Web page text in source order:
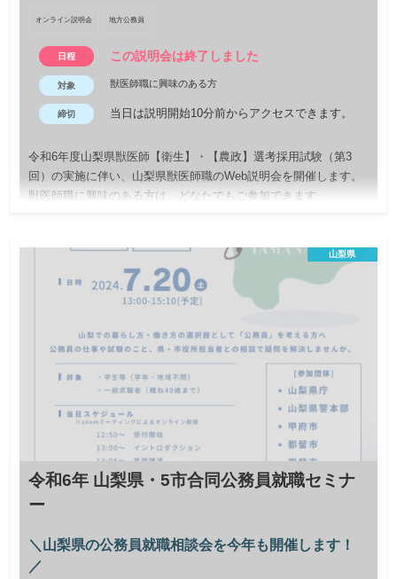
オンライン説明会 地方公務員
日程 この説明会は終了しました
対象 獣医師職に興味のある方
締切 当日は説明開始10分前からアクセスできます。
令和6年度山梨県獣医師【衛生】・【農政】選考採用試験（第3
回）の実施に伴い、山梨県獣医師職のWeb説明会を開催します。
獣医師職に興味のある方は、どなたでもご参加できます。
山梨県
令和6年 山梨県・5市合同公務員就職セミナ
ー
＼山梨県の公務員就職相談会を今年も開催します！
／